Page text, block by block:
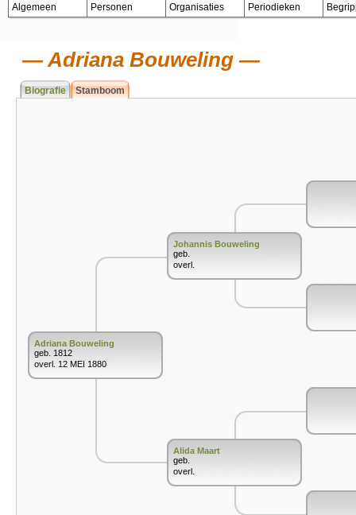
Algemeen Personen Organisaties Periodieken
Adriana Bouweling
Biografie Stamboom
Adriana Bouweling
geb. 1812
overl. 12 MEI 1880
Johannis Bouweling
geb.
overl.
Alida Maart
geb.
overl.